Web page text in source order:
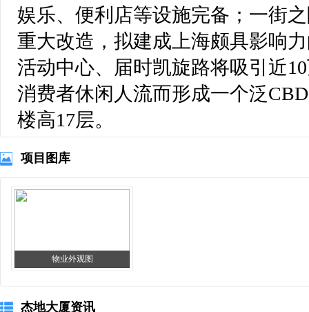
娱乐、便利店等设施完备；一街
重大改造，拟建成上海颇具影响
活动中心、届时凯旋路将吸引近
消费者休闲人流而形成一个泛
楼高17层。
项目图库
物业外观图
杰地大厦资讯